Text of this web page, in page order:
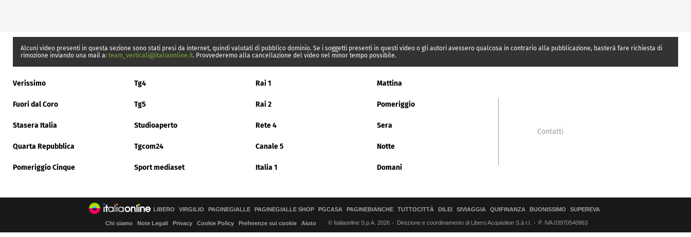
Alcuni video presenti in questa sezione sono stati presi da internet, quindi valutati di pubblico dominio. Se i soggetti presenti in questi video o gli autori avessero qualcosa in contrario alla pubblicazione, basterà fare richiesta di
rimozione inviando una mail a: team_verticali@italiaonline.it. Provvederemo alla cancellazione del video nel minor tempo possibile.
Verissimo Tg4 Rai 1 Mattina
Fuori dal Coro Tg5 Rai 2 Pomeriggio
Stasera Italia Studioaperto Rete 4 Sera
Quarta Repubblica Tgcom24 Canale 5 Notte
Pomeriggio Cinque Sport mediaset Italia 1 Domani
Contatti
LIBERO VIRGILIO PAGINEGIALLE PAGINEGIALLE SHOP PGCASA PAGINEBIANCHE TUTTOCITTÀ DILEI SIVIAGGIA QUIFINANZA BUONISSIMO SUPEREVA
Chi siamo Note Legali Privacy Cookie Policy Preferenze sui cookie Aiuto © Italiaonline S.p.A. 2026 Direzione e coordinamento di Libero Acquisition S.á r.l. P. IVA 03970540963